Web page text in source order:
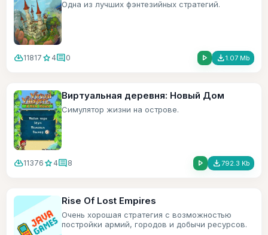
Одна из лучших фэнтезийных стратегий.
cloud_download11817 star 4comment0 play_arrow file_download1.07 Mb
Виртуальная деревня: Новый Дом
Симулятор жизни на острове.
cloud_download11376 star 4comment8 play_arrow file_download792.3 Kb
Rise Of Lost Empires
Очень хорошая стратегия с возможностью
постройки армий, городов и добычи ресурсов.